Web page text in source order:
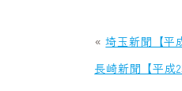
«埼玉新聞【平
長崎新聞【平成